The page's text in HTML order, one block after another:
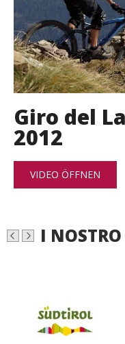
Giro del
2012
VIDEO ÖFFNEN
I